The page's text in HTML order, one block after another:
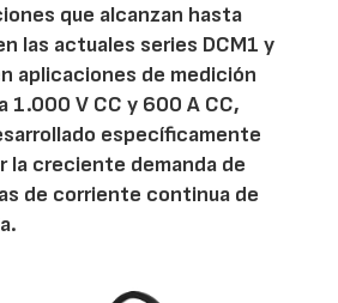
que alcanzan hasta
las actuales series DCM1 y
aplicaciones de medición
1.000 V CC y 600 A CC,
específicamente
la creciente demanda de
de corriente continua de